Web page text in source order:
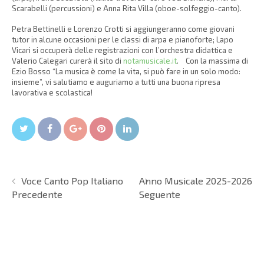
Scarabelli (percussioni) e Anna Rita Villa (oboe-solfeggio-canto).
Petra Bettinelli e Lorenzo Crotti si aggiungeranno come giovani
tutor in alcune occasioni per le classi di arpa e pianoforte; Lapo
Vicari si occuperà delle registrazioni con l’orchestra didattica e
Valerio Calegari curerà il sito di notamusicale.it. Con la massima di
Ezio Bosso “La musica è come la vita, si può fare in un solo modo:
insieme”, vi salutiamo e auguriamo a tutti una buona ripresa
lavorativa e scolastica!
TwitterFacebookGoogle+Pin It
Voce Canto Pop Italiano
Precedente
Anno Musicale 2025-2026
Seguente